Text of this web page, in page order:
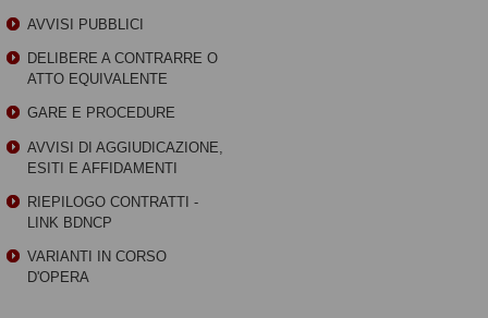
AVVISI PUBBLICI
DELIBERE A CONTRARRE O
ATTO EQUIVALENTE
GARE E PROCEDURE
AVVISI DI AGGIUDICAZIONE,
ESITI E AFFIDAMENTI
RIEPILOGO CONTRATTI -
LINK BDNCP
VARIANTI IN CORSO
D'OPERA